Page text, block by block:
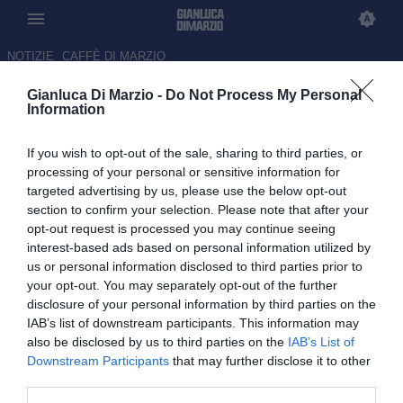
Gianluca Di Marzio - Do Not Process My Personal
Information
If you wish to opt-out of the sale, sharing to third parties, or
processing of your personal or sensitive information for
targeted advertising by us, please use the below opt-out
section to confirm your selection. Please note that after your
opt-out request is processed you may continue seeing
interest-based ads based on personal information utilized by
us or personal information disclosed to third parties prior to
your opt-out. You may separately opt-out of the further
disclosure of your personal information by third parties on the
IAB’s list of downstream participants. This information may
also be disclosed by us to third parties on the IAB’s List of
Downstream Participants that may further disclose it to other
NOTIZIE CAFFÈ DI MARZIO
L'Arsenal è a +5 sul Manchester
18.05.2026 22:50 di Redazione
Dopo la vittoria del Manchester City nel recupero, l'Arsenal vince
per 1-0 contro il Burnley: domani in campo la squadra di Guardiola
contro il Bournemouth